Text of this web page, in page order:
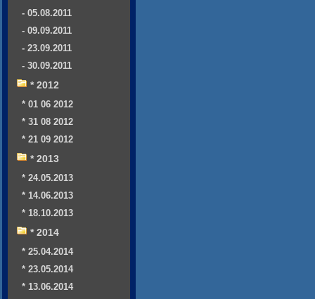
- 05.08.2011
- 09.09.2011
- 23.09.2011
- 30.09.2011
* 2012
* 01 06 2012
* 31 08 2012
* 21 09 2012
* 2013
* 24.05.2013
* 14.06.2013
* 18.10.2013
* 2014
* 25.04.2014
* 23.05.2014
* 13.06.2014